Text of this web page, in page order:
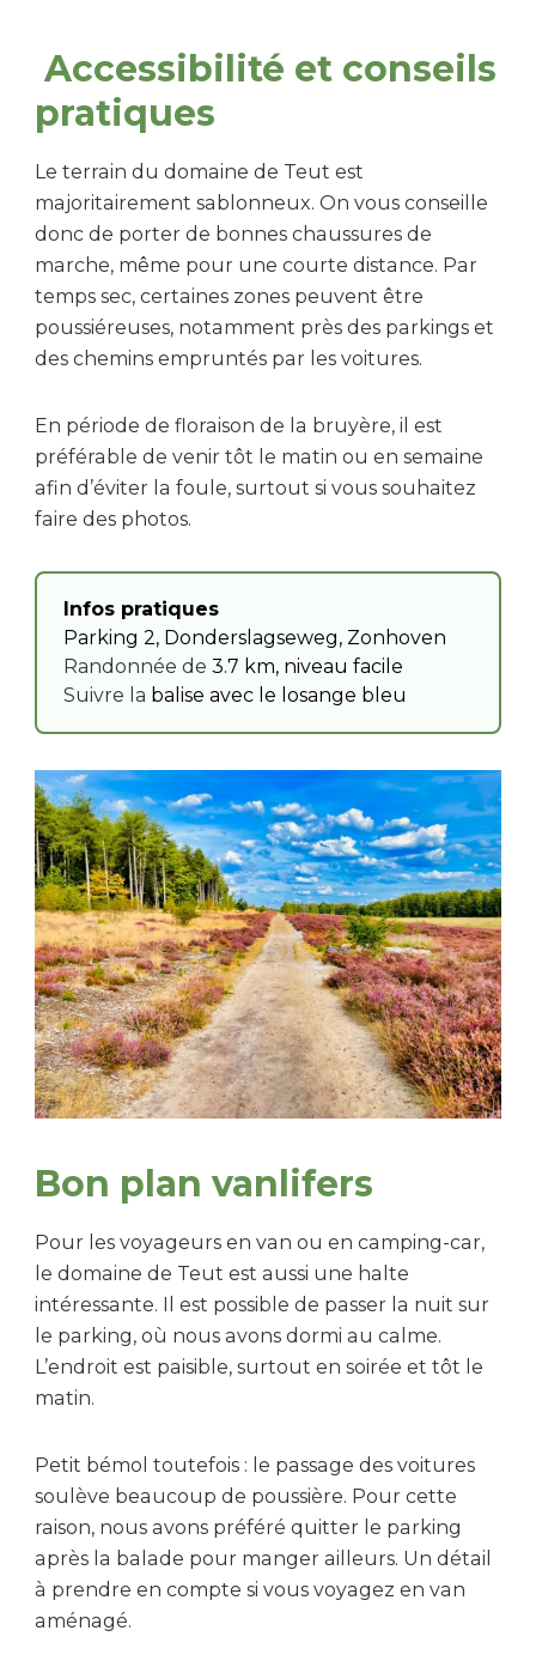
Accessibilité et conseils
pratiques
Le terrain du domaine de Teut est
majoritairement sablonneux. On vous conseille
donc de porter de bonnes chaussures de
marche, même pour une courte distance. Par
temps sec, certaines zones peuvent être
poussiéreuses, notamment près des parkings et
des chemins empruntés par les voitures.
En période de floraison de la bruyère, il est
préférable de venir tôt le matin ou en semaine
afin d’éviter la foule, surtout si vous souhaitez
faire des photos.
Infos pratiques
Parking 2, Donderslagseweg, Zonhoven
Randonnée de 3.7 km, niveau facile​​​​​​​​
Suivre la balise avec le losange bleu
Bon plan vanlifers
Pour les voyageurs en van ou en camping-car,
le domaine de Teut est aussi une halte
intéressante. Il est possible de passer la nuit sur
le parking, où nous avons dormi au calme.
L’endroit est paisible, surtout en soirée et tôt le
matin.
Petit bémol toutefois : le passage des voitures
soulève beaucoup de poussière. Pour cette
raison, nous avons préféré quitter le parking
après la balade pour manger ailleurs. Un détail
à prendre en compte si vous voyagez en van
aménagé.